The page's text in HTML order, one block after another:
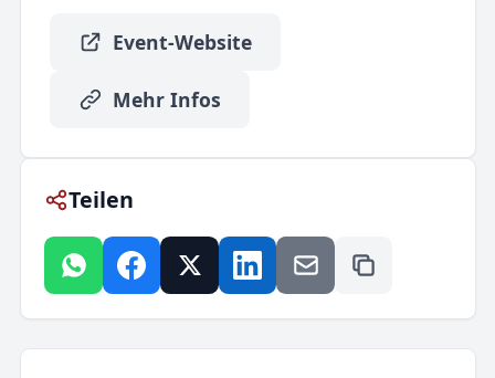
Event-Website
Mehr Infos
Teilen